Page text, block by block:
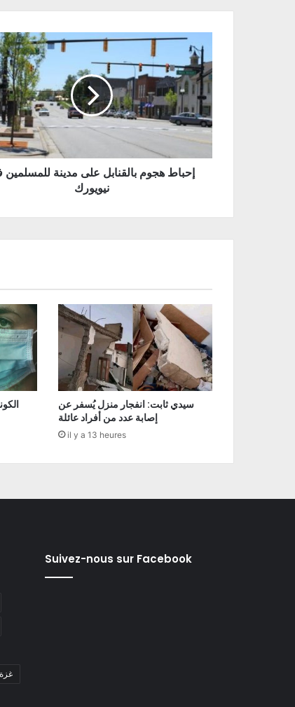
إحباط هجوم بالقنابل على مدينة
نيويورك
سيدي ثابت: انفجار منزل يُسفر عن
إصابة عدد من أفراد عائلة
il y a 13 heures
#غزة
Suivez-nous sur Facebook